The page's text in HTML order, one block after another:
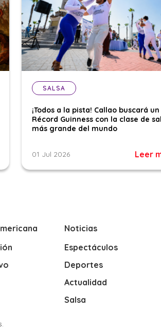
SALSA
¡Todos a la pista! Callao buscará un
Récord Guinness con la clase de
más grande del mundo
01 Jul 2026 Leer
Noticias
Espectáculos
Deportes
Actualidad
Salsa